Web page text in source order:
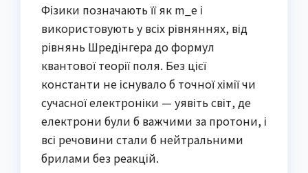
Фізики позначають її як m_e і
використовують у всіх рівняннях, від
рівнянь Шредінгера до формул
квантової теорії поля. Без цієї
константи не існувало б точної хімії чи
сучасної електроніки — уявіть світ, де
електрони були б важчими за протони, і
всі речовини стали б нейтральними
брилами без реакцій.